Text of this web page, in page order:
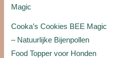
Cooka’s Cookies BEE Magic
– Natuurlijke Bijenpollen
Food Topper voor Honden